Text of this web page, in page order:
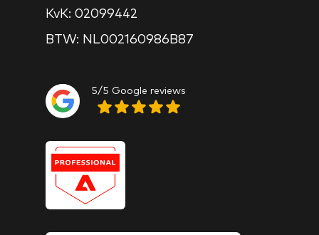
KvK: 02099442
BTW: NL002160986B87
5/5 Google reviews